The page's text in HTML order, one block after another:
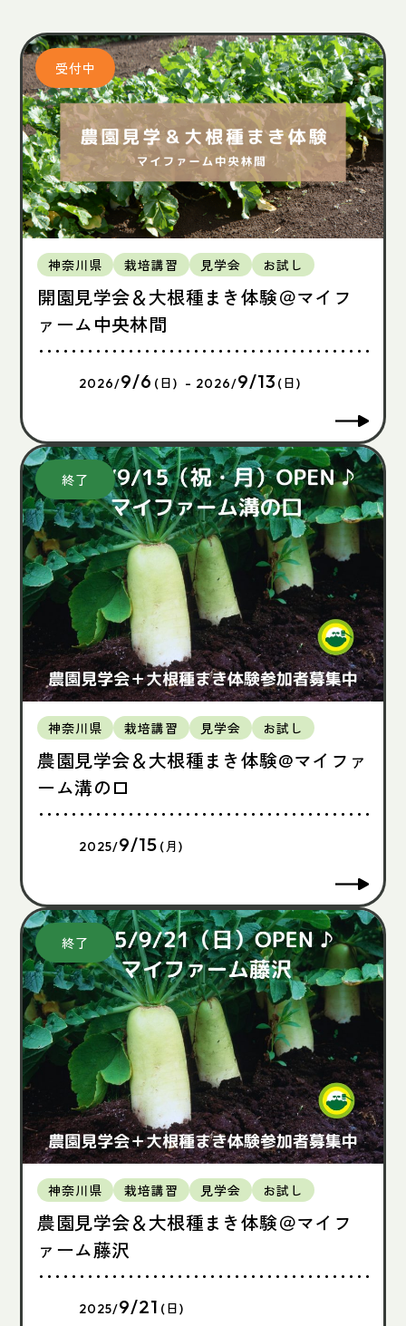
神奈川県 栽培講習 見学会 お試し
開園見学会＆大根種まき体験＠マイフ
ァーム中央林間
2026/9/6 (日) - 2026/9/13 (日)
神奈川県 栽培講習 見学会 お試し
農園見学会＆大根種まき体験@マイファ
ーム溝の口
2025/9/15 (月)
神奈川県 栽培講習 見学会 お試し
農園見学会＆大根種まき体験＠マイフ
ァーム藤沢
2025/9/21 (日)